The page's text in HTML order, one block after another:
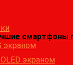
смартфоны
экраном
экраном